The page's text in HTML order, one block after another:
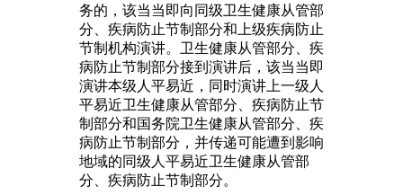
务的，该当当即向同级卫生健康从管部
分、疾病防止节制部分和上级疾病防止
节制机构演讲。卫生健康从管部分、疾
病防止节制部分接到演讲后，该当当即
演讲本级人平易近，同时演讲上一级人
平易近卫生健康从管部分、疾病防止节
制部分和国务院卫生健康从管部分、疾
病防止节制部分，并传递可能遭到影响
地域的同级人平易近卫生健康从管部
分、疾病防止节制部分。